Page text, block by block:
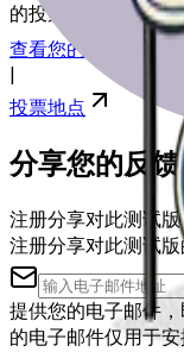
的投票站。
查看您的注册
投票地点
分享您的反馈
注册分享对此测试
注册分享对此测试
提供您的电子邮件
的电子邮件仅用于